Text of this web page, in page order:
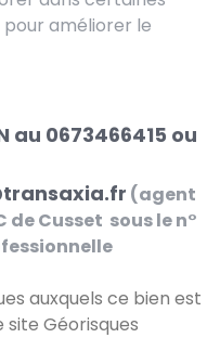
améliorer le
au 0673466415 ou
(agent
Cusset sous le n°
auxquels ce bien est
site Géorisques